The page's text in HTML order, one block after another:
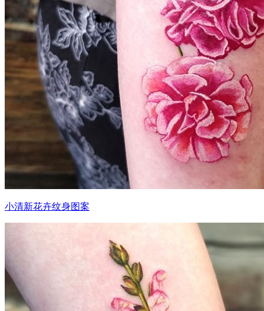
小清新花卉纹身图案